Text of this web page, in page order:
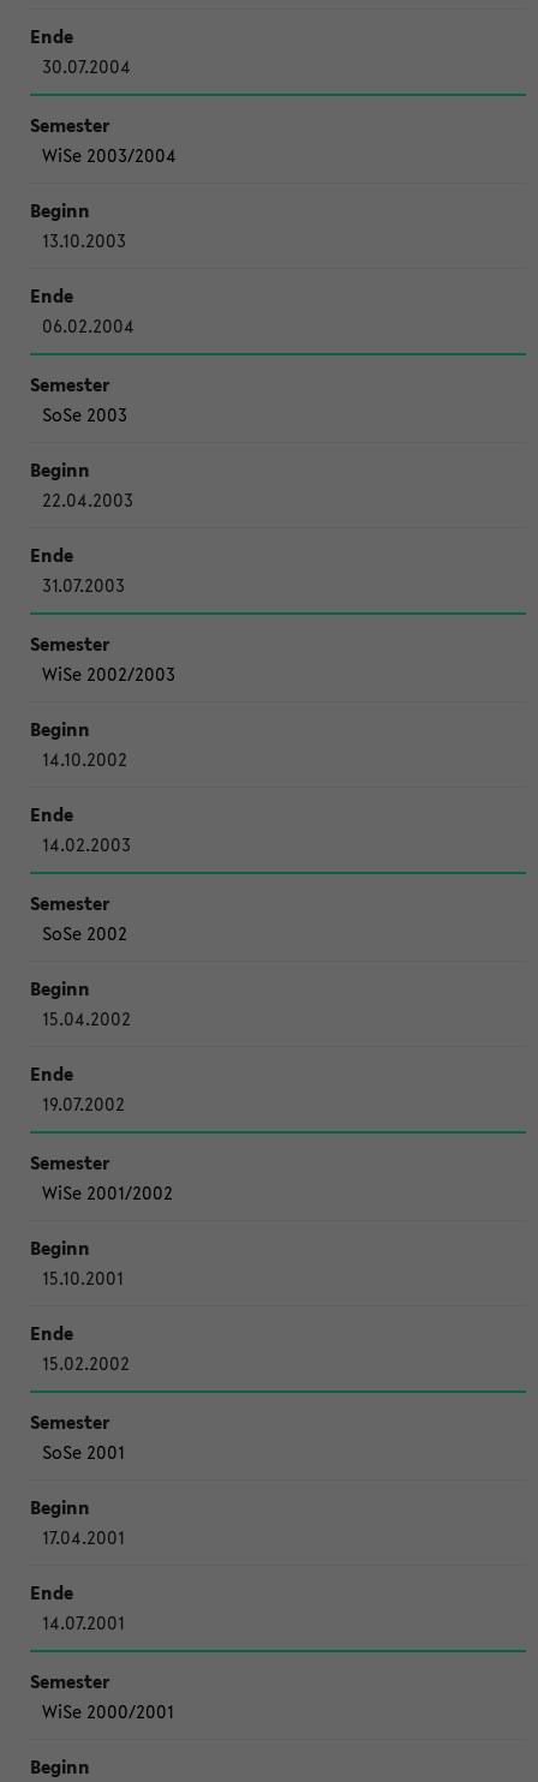
30.07.2004
WiSe 2003/2004
13.10.2003
06.02.2004
SoSe 2003
22.04.2003
31.07.2003
WiSe 2002/2003
14.10.2002
14.02.2003
SoSe 2002
15.04.2002
19.07.2002
WiSe 2001/2002
15.10.2001
15.02.2002
SoSe 2001
17.04.2001
14.07.2001
WiSe 2000/2001